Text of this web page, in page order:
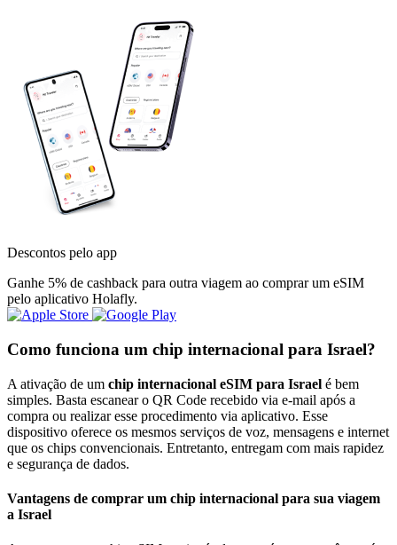
Descontos pelo app
Ganhe 5% de cashback para outra viagem ao comprar um eSIM
pelo aplicativo Holafly.
Como funciona um chip internacional para Israel?
A ativação de um chip internacional eSIM para Israel é bem
simples. Basta escanear o QR Code recebido via e-mail após a
compra ou realizar esse procedimento via aplicativo. Esse
dispositivo oferece os mesmos serviços de voz, mensagens e internet
que os chips convencionais. Entretanto, entregam com mais rapidez
e segurança de dados.
Vantagens de comprar um chip internacional para sua viagem
a Israel